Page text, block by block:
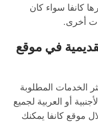
كانفا سواء كان
أخرى.
في موقع
الخدمات المطلوبة
أو العربية لجميع
موقع كانفا يمكنك